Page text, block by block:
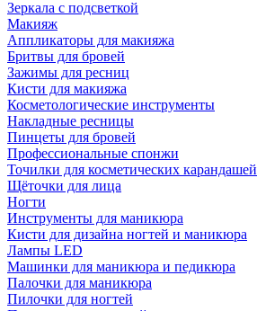
Зеркала с подсветкой
Макияж
Аппликаторы для макияжа
Бритвы для бровей
Зажимы для ресниц
Кисти для макияжа
Косметологические инструменты
Накладные ресницы
Пинцеты для бровей
Профессиональные спонжи
Точилки для косметических карандашей
Щёточки для лица
Ногти
Инструменты для маникюра
Кисти для дизайна ногтей и маникюра
Лампы LED
Машинки для маникюра и педикюра
Палочки для маникюра
Пилочки для ногтей